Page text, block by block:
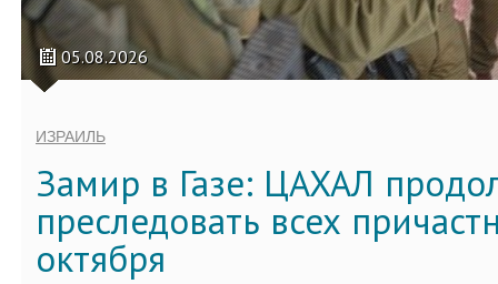
05.08.2026
ИЗРАИЛЬ
Замир в Газе: ЦАХАЛ
преследовать всех
октября